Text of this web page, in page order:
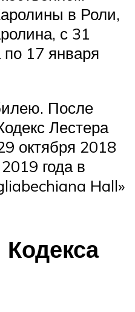
в Роли,
с 31
по 17 января
После
Лестера
октября 2018
года в
Hall»